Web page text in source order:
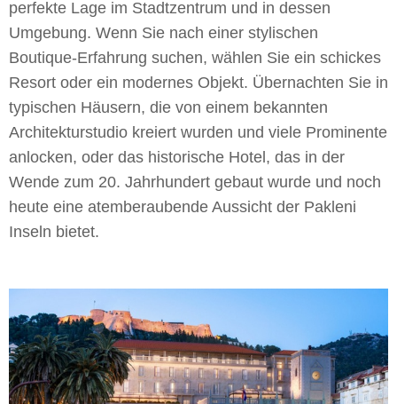
perfekte Lage im Stadtzentrum und in dessen
Umgebung. Wenn Sie nach einer stylischen
Boutique-Erfahrung suchen, wählen Sie ein schickes
Resort oder ein modernes Objekt. Übernachten Sie in
typischen Häusern, die von einem bekannten
Architekturstudio kreiert wurden und viele Prominente
anlocken, oder das historische Hotel, das in der
Wende zum 20. Jahrhundert gebaut wurde und noch
heute eine atemberaubende Aussicht der Pakleni
Inseln bietet.